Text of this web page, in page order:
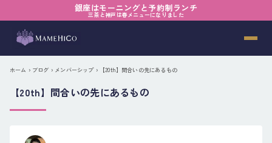
銀座はモーニングと予約制ランチ
三茶と神戸は春メニューになりました
ホーム › ブログ › メンバーシップ› 【20th】間合いの先にあるもの
【20th】間合いの先にあるもの